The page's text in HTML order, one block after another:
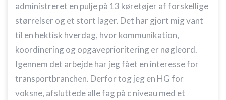
administreret en pulje på 13 køretøjer af forskellige
størrelser og et stort lager. Det har gjort mig vant
til en hektisk hverdag, hvor kommunikation,
koordinering og opgaveprioritering er nøgleord.
Igennem det arbejde har jeg fået en interesse for
transportbranchen. Derfor tog jeg en HG for
voksne, afsluttede alle fag på c niveau med et